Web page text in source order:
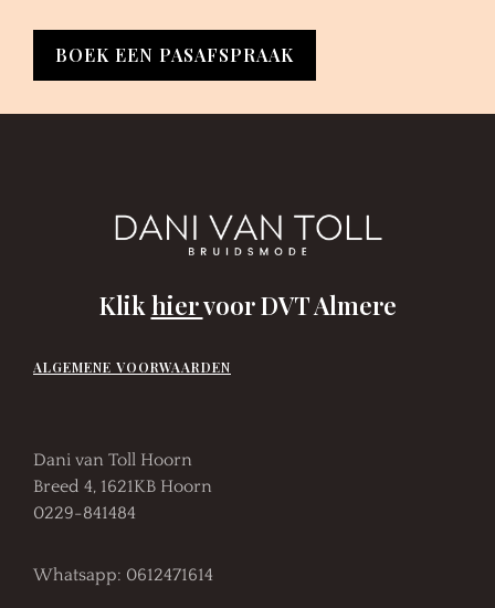
BOEK EEN PASAFSPRAAK
Klikhiervoor DVT Almere
ALGEMENE VOORWAARDEN
Dani van Toll Hoorn
Breed 4, 1621KB Hoorn
0229-841484
Whatsapp: 0612471614